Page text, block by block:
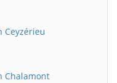
Ceyzérieu
Chalamont